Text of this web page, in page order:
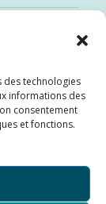
des technologies
informations des
consentement
et fonctions.
potable